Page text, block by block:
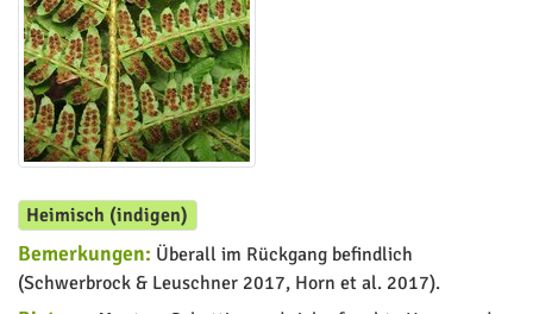
Heimisch (indigen)
Bemerkungen: Überall im Rückgang befindlich
(Schwerbrock & Leuschner 2017, Horn et al. 2017).